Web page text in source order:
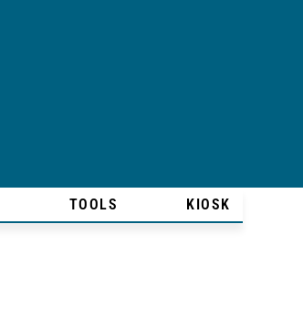
TOOLS KIOSK